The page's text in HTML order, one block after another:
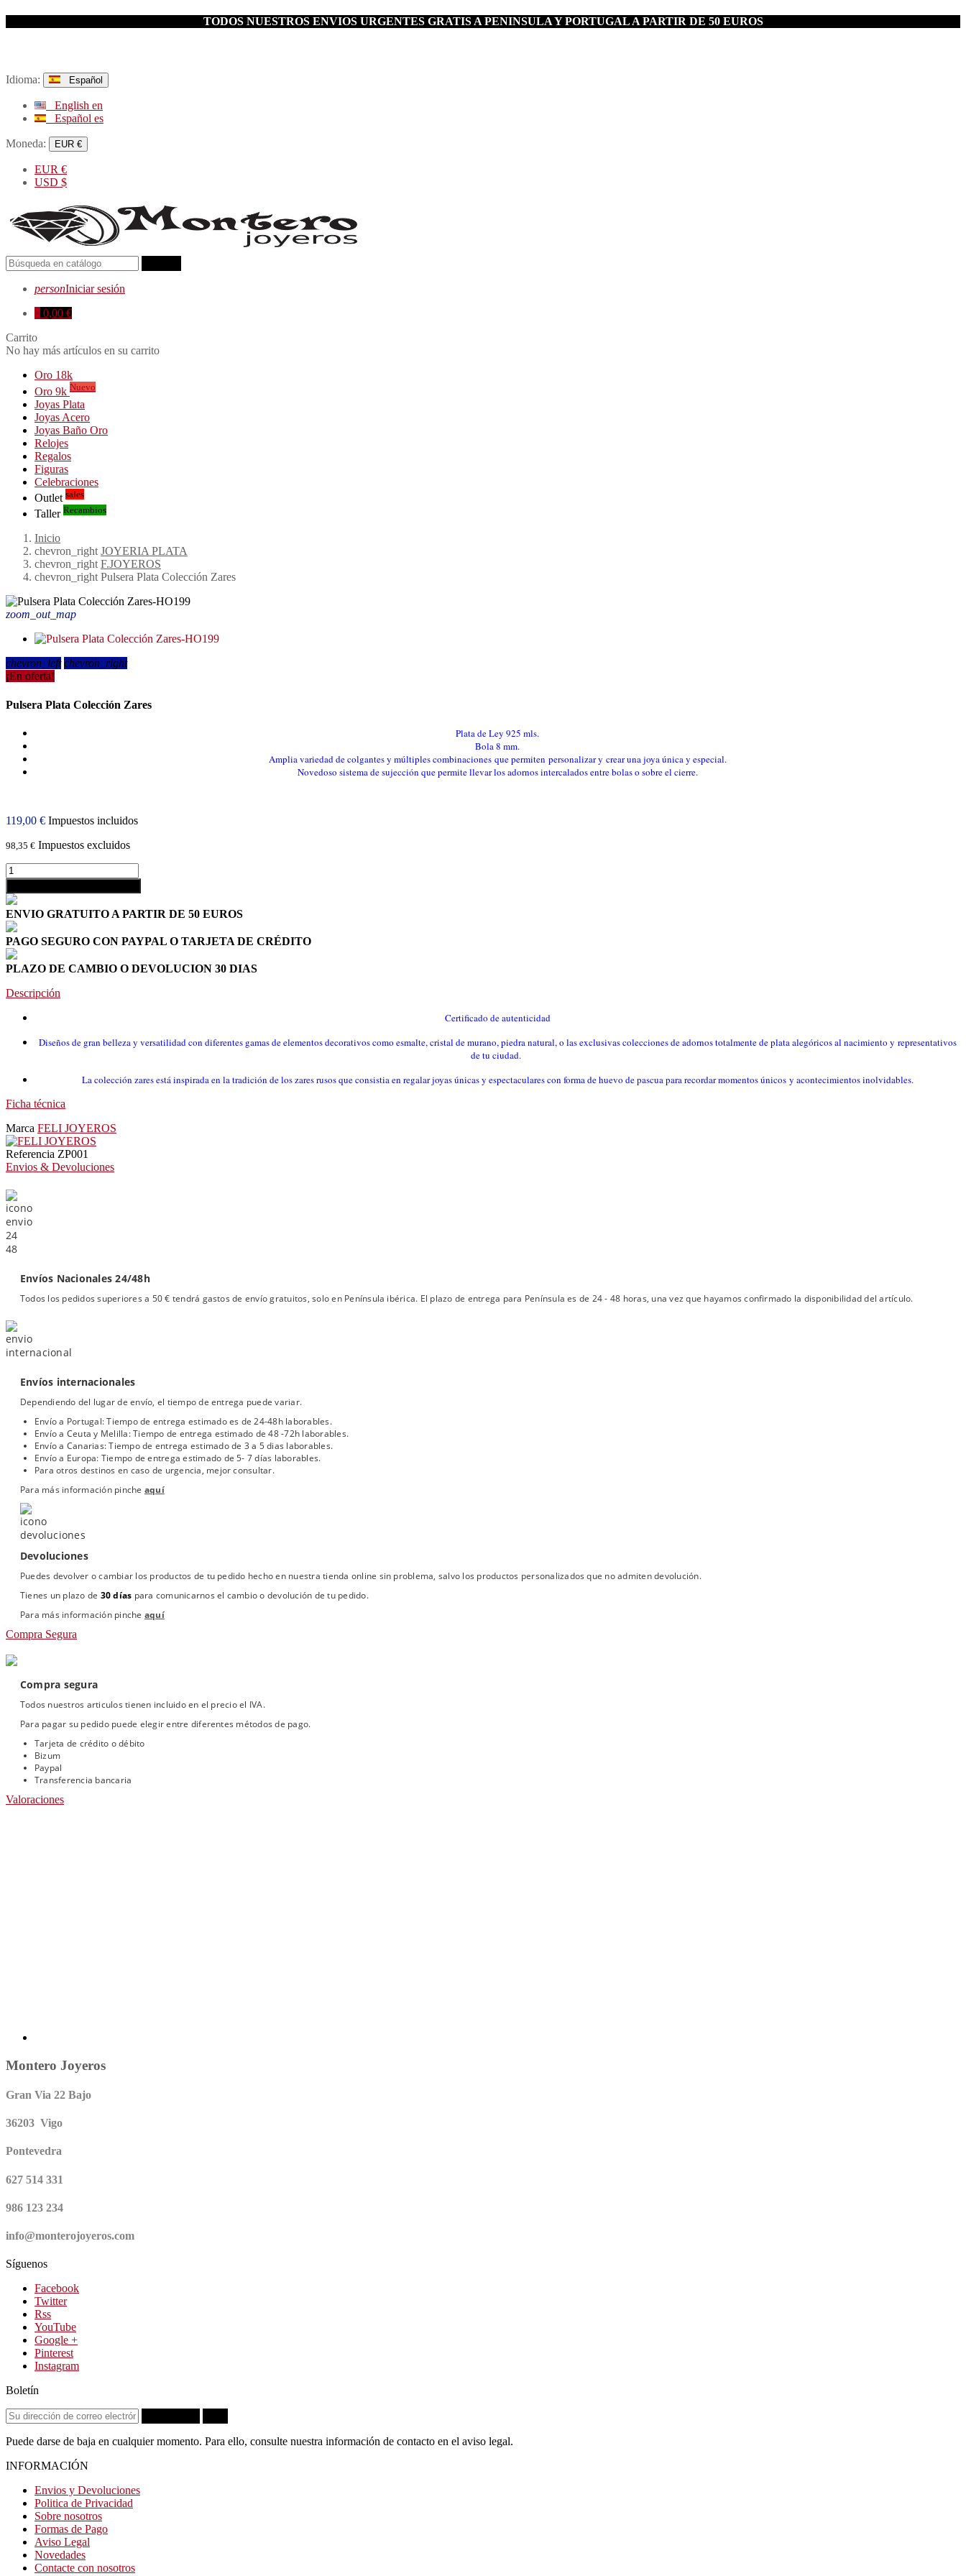
TODOS NUESTROS ENVIOS URGENTES GRATIS A PENINSULA Y PORTUGAL A PARTIR DE 50 EUROS
Idioma: Español
English en
Español es
Moneda: EUR €
EUR €
USD $
personIniciar sesión
0,00 €
Carrito
No hay más artículos en su carrito
Oro 18k
Oro 9k Nuevo
Joyas Plata
Joyas Acero
Joyas Baño Oro
Relojes
Regalos
Figuras
Celebraciones
Outlet sales
Taller Recambios
Inicio
chevron_right JOYERIA PLATA
chevron_right F.JOYEROS
chevron_right Pulsera Plata Colección Zares
zoom_out_map
chevron_left chevron_right
¡En oferta!
Pulsera Plata Colección Zares
Plata de Ley 925 mls.
Bola 8 mm.
Amplia variedad de colgantes y múltiples combinaciones que permiten personalizar y crear una joya única y especial.
Novedoso sistema de sujección que permite llevar los adornos intercalados entre bolas o sobre el cierre.
119,00 € Impuestos incluidos
98,35 € Impuestos excluidos
ENVIO GRATUITO A PARTIR DE 50 EUROS
PAGO SEGURO CON PAYPAL O TARJETA DE CRÉDITO
PLAZO DE CAMBIO O DEVOLUCION 30 DIAS
Descripción
Certificado de autenticidad
Diseños de gran belleza y versatilidad con diferentes gamas de elementos decorativos como esmalte, cristal de murano, piedra natural, o las exclusivas colecciones de adornos totalmente de plata alegóricos al nacimiento y representativos
de tu ciudad.
La colección zares está inspirada en la tradición de los zares rusos que consistia en regalar joyas únicas y espectaculares con forma de huevo de pascua para recordar momentos únicos y acontecimientosinolvidables.
Ficha técnica
Marca FELI JOYEROS
Referencia ZP001
Envios & Devoluciones
Envíos Nacionales 24/48h
Todos los pedidos superiores a 50 € tendrá gastos de envío gratuitos, solo en Península ibérica. El plazo de entrega para Península es de 24 - 48 horas, una vez que hayamos confirmado la disponibilidad del artículo.
Envíos internacionales
Dependiendo del lugar de envío, el tiempo de entrega puede variar.
Envío a Portugal: Tiempo de entrega estimado es de 24-48h laborables.
Envío a Ceuta y Melilla: Tiempo de entrega estimado de 48 -72h laborables.
Envío a Canarias: Tiempo de entrega estimado de 3 a 5 dias laborables.
Envío a Europa: Tiempo de entrega estimado de 5- 7 días laborables.
Para otros destinos en caso de urgencia, mejor consultar.
Para más información pinche aquí
Devoluciones
Puedes devolver o cambiar los productos de tu pedido hecho en nuestra tienda online sin problema, salvo los productos personalizados que no admiten devolución.
Tienes un plazo de 30 días para comunicarnos el cambio o devolución de tu pedido.
Para más información pinche aquí
Compra Segura
Compra segura
Todos nuestros articulos tienen incluido en el precio el IVA.
Para pagar su pedido puede elegir entre diferentes métodos de pago.
Tarjeta de crédito o débito
Bizum
Paypal
Transferencia bancaria
Valoraciones
Montero Joyeros
Gran Via 22 Bajo
36203 Vigo
Pontevedra
627 514 331
986 123 234
info@monterojoyeros.com
Síguenos
Facebook
Twitter
Rss
YouTube
Google +
Pinterest
Instagram
Boletín
Puede darse de baja en cualquier momento. Para ello, consulte nuestra información de contacto en el aviso legal.
INFORMACIÓN
Envios y Devoluciones
Politica de Privacidad
Sobre nosotros
Formas de Pago
Aviso Legal
Novedades
Contacte con nosotros